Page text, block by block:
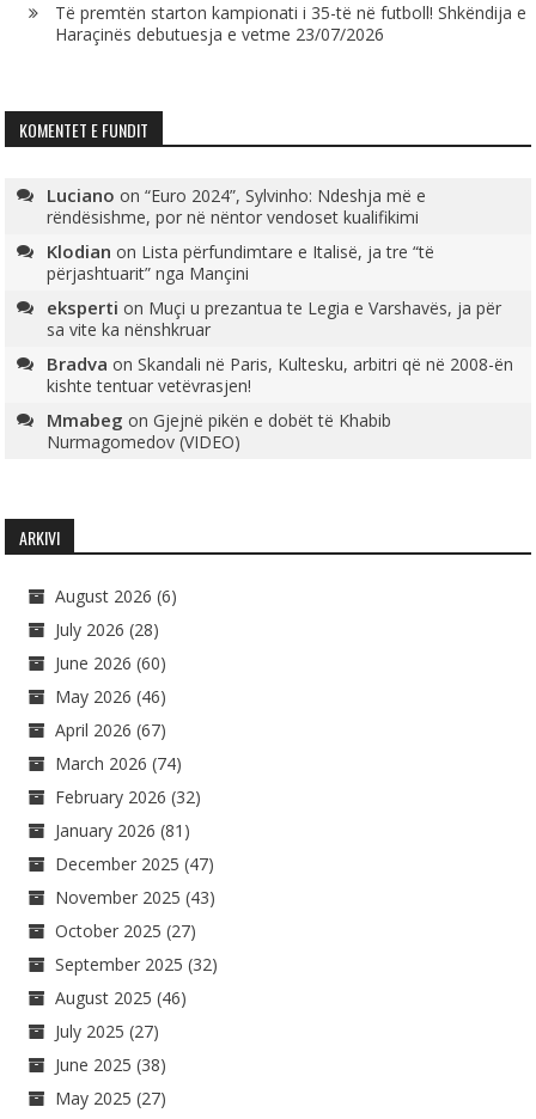
Të premtën starton kampionati i 35-të në futboll! Shkëndija e
Haraçinës debutuesja e vetme 23/07/2026
KOMENTET E FUNDIT
Luciano on“Euro 2024”, Sylvinho: Ndeshja më e
rëndësishme, por në nëntor vendoset kualifikimi
Klodian on Lista përfundimtare e Italisë, ja tre “të
përjashtuarit” nga Mançini
eksperti on Muçi u prezantua te Legia e Varshavës, ja për
sa vite ka nënshkruar
Bradva onSkandali në Paris, Kultesku, arbitri që në 2008-ën
kishte tentuar vetëvrasjen!
Mmabeg onGjejnë pikën e dobët të Khabib
Nurmagomedov (VIDEO)
ARKIVI
August 2026 (6)
July 2026 (28)
June 2026 (60)
May 2026 (46)
April 2026 (67)
March 2026 (74)
February 2026 (32)
January 2026 (81)
December 2025 (47)
November 2025 (43)
October 2025 (27)
September 2025 (32)
August 2025 (46)
July 2025 (27)
June 2025 (38)
May 2025 (27)